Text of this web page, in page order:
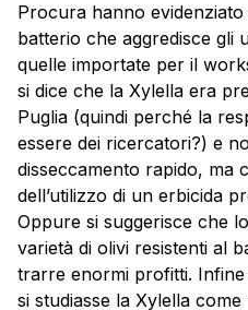
Procura hanno
batterio che aggredisce gli
quelle importate per il
si dice che la Xylella era
Puglia (quindi perché la
essere dei ricercatori?) e
disseccamento rapido, ma
dell’utilizzo di un erbicida
Oppure si suggerisce che
varietà di olivi resistenti al
trarre enormi profitti.
si studiasse la Xylella